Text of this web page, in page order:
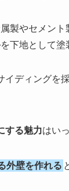
製やセメン
を下地として
イディングを
する魅力はい
外壁を作れる